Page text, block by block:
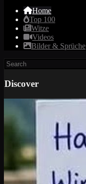
Home
Top 100
Witze
Videos
Bilder & Sprüche
Discover